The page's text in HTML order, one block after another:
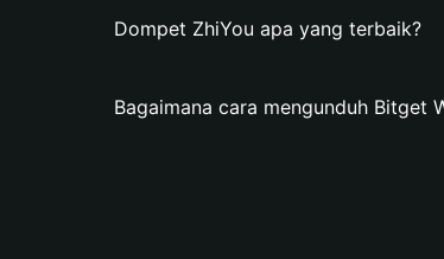
Dompet ZhiYou apa yang terbaik?
Bagaimana cara mengunduh Bitget